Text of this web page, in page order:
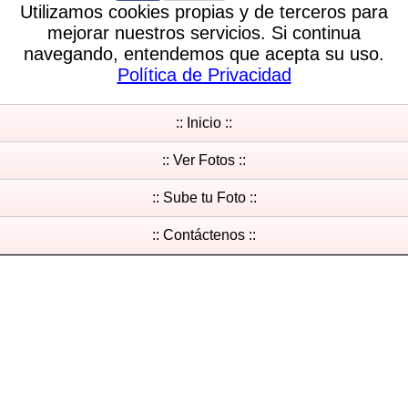
Utilizamos cookies propias y de terceros para
mejorar nuestros servicios. Si continua
navegando, entendemos que acepta su uso.
Política de Privacidad
:: Inicio ::
:: Ver Fotos ::
:: Sube tu Foto ::
:: Contáctenos ::